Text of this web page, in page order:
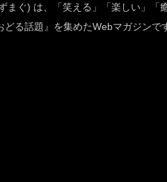
まぐ) は、「笑える」「楽しい」「
どる話題』を集めたWebマガジンで